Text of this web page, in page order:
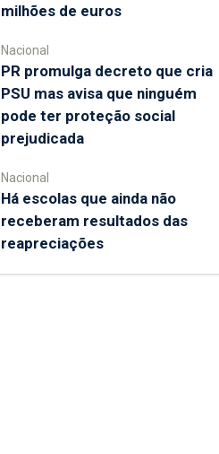
milhões de euros
Nacional
PR promulga decreto que cria
PSU mas avisa que ninguém
pode ter proteção social
prejudicada
Nacional
Há escolas que ainda não
receberam resultados das
reapreciações